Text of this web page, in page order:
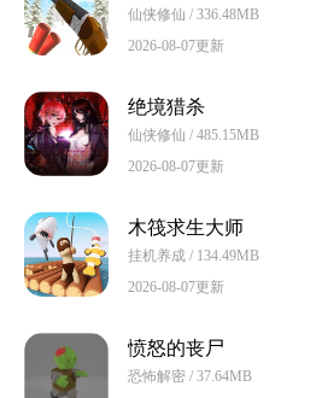
仙侠修仙 / 336.48MB
2026-08-07更新
绝境猎杀
仙侠修仙 / 485.15MB
2026-08-07更新
木筏求生大师
挂机养成 / 134.49MB
2026-08-07更新
愤怒的丧尸
恐怖解密 / 37.64MB